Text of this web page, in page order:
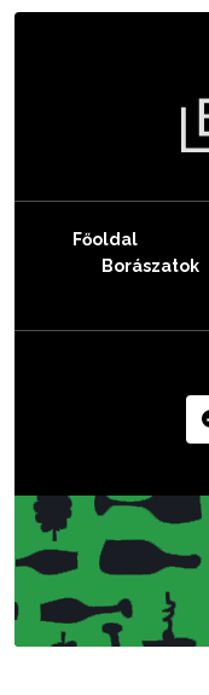
Főoldal
Borászatok